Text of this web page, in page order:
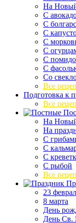
На
С
С
С
С
С
С
С
Со
Все
Подготовка к
Все
На
На
С
С
С
С рыбой
Все
23
8 марта
День
День Св.